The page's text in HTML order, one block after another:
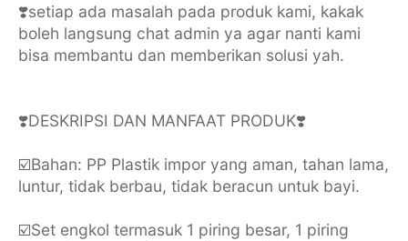
❣️setiap ada masalah pada produk kami, kakak
boleh langsung chat admin ya agar nanti kami
bisa membantu dan memberikan solusi yah.
❣️DESKRIPSI DAN MANFAAT PRODUK❣️
☑️Bahan: PP Plastik impor yang aman, tahan lama,
luntur, tidak berbau, tidak beracun untuk bayi.
☑️Set engkol termasuk 1 piring besar, 1 piring